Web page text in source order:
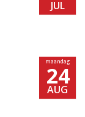
JUL
maandag
24
AUG